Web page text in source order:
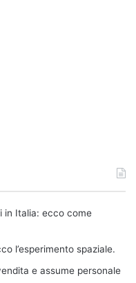
in Italia: ecco come
l’esperimento spaziale.
e assume personale